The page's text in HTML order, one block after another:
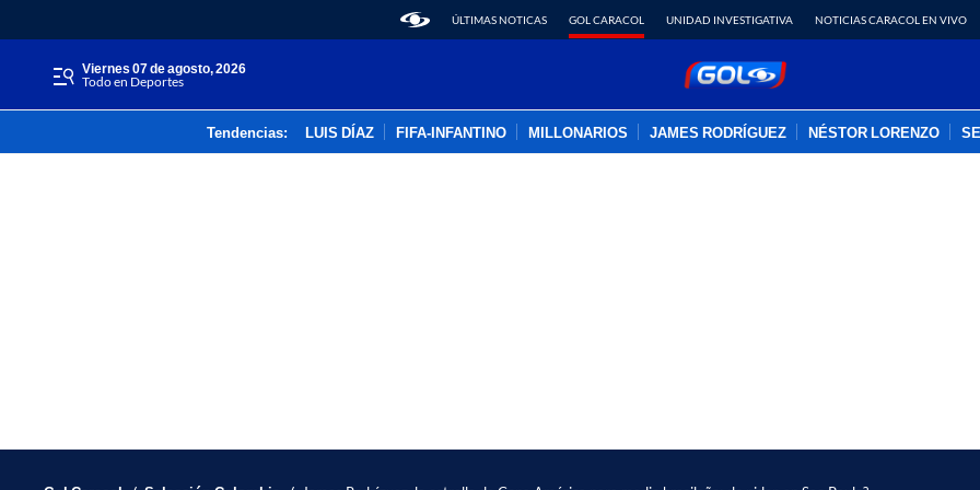
ÚLTIMAS NOTICAS GOL CARACOL UNIDAD INVESTIGATIVA NOTICIAS CARACOL EN VIVO
viernes 07 de agosto, 2026
Todo en Deportes
Tendencias: LUIS DÍAZ FIFA-INFANTINO MILLONARIOS JAMES RODRÍGUEZ NÉSTOR LORENZO